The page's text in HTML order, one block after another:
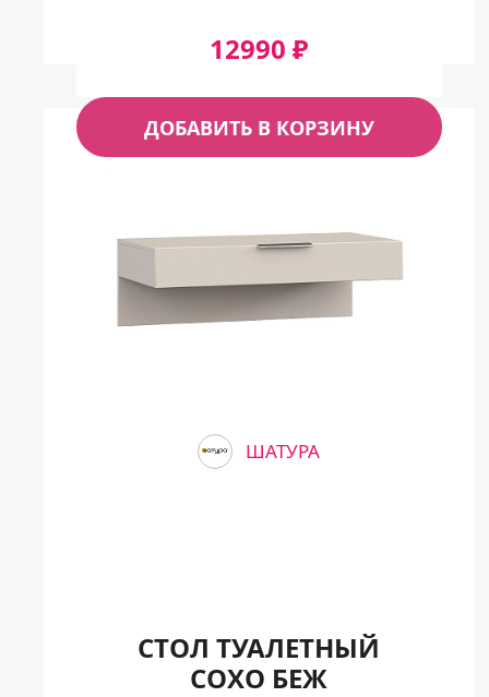
12990 ₽
ДОБАВИТЬ В КОРЗИНУ
ШАТУРА
СТОЛ ТУАЛЕТНЫЙ
СОХО БЕЖ